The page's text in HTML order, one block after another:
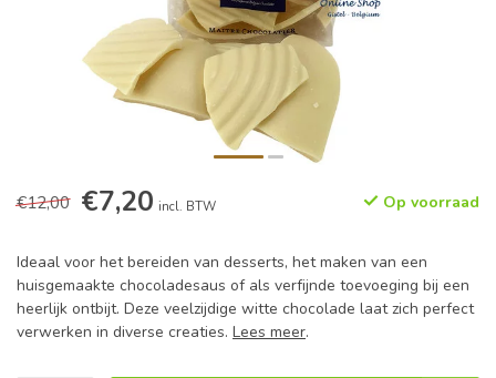
€12,00 €7,20 incl. BTW Op voorraad
Ideaal voor het bereiden van desserts, het maken van een
huisgemaakte chocoladesaus of als verfijnde toevoeging bij een
heerlijk ontbijt. Deze veelzijdige witte chocolade laat zich perfect
verwerken in diverse creaties. Lees meer.